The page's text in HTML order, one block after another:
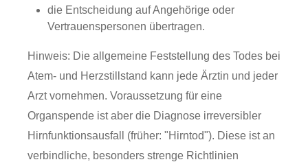
die Entscheidung auf Angehörige oder
Vertrauenspersonen übertragen.
Hinweis: Die allgemeine Feststellung des Todes bei
Atem- und Herzstillstand kann jede Ärztin und jeder
Arzt vornehmen. Voraussetzung für eine
Organspende ist aber die Diagnose irreversibler
Hirnfunktionsausfall (früher: "Hirntod"). Diese ist an
verbindliche, besonders strenge Richtlinien